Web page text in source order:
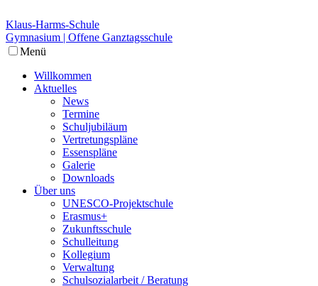
Klaus-Harms-Schule
Gymnasium | Offene Ganztagsschule
Menü
Willkommen
Aktuelles
News
Termine
Schuljubiläum
Vertretungspläne
Essenspläne
Galerie
Downloads
Über uns
UNESCO-Projektschule
Erasmus+
Zukunftsschule
Schulleitung
Kollegium
Verwaltung
Schulsozialarbeit / Beratung